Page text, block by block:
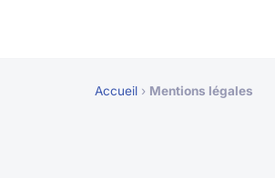
Accueil › Mentions légales